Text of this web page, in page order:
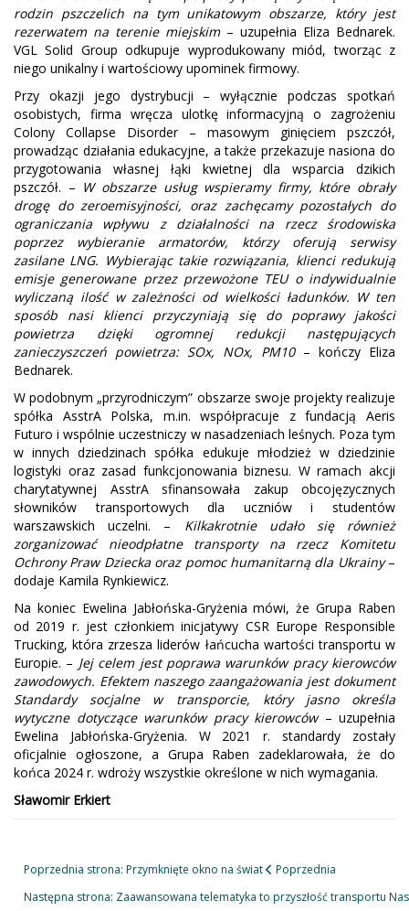
rodzin pszczelich na tym unikatowym obszarze, który jest
rezerwatem na terenie miejskim– uzupełnia Eliza Bednarek.
VGL Solid Group odkupuje wyprodukowany miód, tworząc z
niego unikalny i wartościowy upominek firmowy.
Przy okazji jego dystrybucji – wyłącznie podczas spotkań
osobistych, firma wręcza ulotkę informacyjną o zagrożeniu
Colony Collapse Disorder – masowym ginięciem pszczół,
prowadząc działania edukacyjne, a także przekazuje nasiona do
przygotowania własnej łąki kwietnej dla wsparcia dzikich
pszczół. – W obszarze usług wspieramy firmy, które obrały
drogę do zeroemisyjności, oraz zachęcamy pozostałych do
ograniczania wpływu z działalności na rzecz środowiska
poprzez wybieranie armatorów, którzy oferują serwisy
zasilane LNG. Wybierając takie rozwiązania, klienci redukują
emisje generowane przez przewożone TEU o indywidualnie
wyliczaną ilość w zależności od wielkości ładunków. W ten
sposób nasi klienci przyczyniają się do poprawy jakości
powietrza dzięki ogromnej redukcji następujących
zanieczyszczeń powietrza: SOx, NOx, PM10– kończy Eliza
Bednarek.
W podobnym „przyrodniczym” obszarze swoje projekty realizuje
spółka AsstrA Polska, m.in. współpracuje z fundacją Aeris
Futuro i wspólnie uczestniczy w nasadzeniach leśnych. Poza tym
w innych dziedzinach spółka edukuje młodzież w dziedzinie
logistyki oraz zasad funkcjonowania biznesu. W ramach akcji
charytatywnej AsstrA sfinansowała zakup obcojęzycznych
słowników transportowych dla uczniów i studentów
warszawskich uczelni. – Kilkakrotnie udało się również
zorganizować nieodpłatne transporty na rzecz Komitetu
Ochrony Praw Dziecka oraz pomoc humanitarną dla Ukrainy–
dodaje Kamila Rynkiewicz.
Na koniec Ewelina Jabłońska-Gryżenia mówi, że Grupa Raben
od 2019 r. jest członkiem inicjatywy CSR Europe Responsible
Trucking, która zrzesza liderów łańcucha wartości transportu w
Europie. – Jej celem jest poprawa warunków pracy kierowców
zawodowych. Efektem naszego zaangażowania jest dokument
Standardy socjalne w transporcie, który jasno określa
wytyczne dotyczące warunków pracy kierowców– uzupełnia
Ewelina Jabłońska-Gryżenia. W 2021 r. standardy zostały
oficjalnie ogłoszone, a Grupa Raben zadeklarowała, że do
końca 2024 r. wdroży wszystkie określone w nich wymagania.
Sławomir Erkiert
Poprzednia strona: Przymknięte okno na świat
Poprzednia
Następna strona: Zaawansowana telematyka to przyszłość transportu